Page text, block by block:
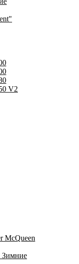
V2
McQueen
Зимние